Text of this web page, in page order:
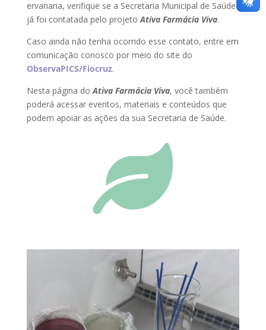
ervanaria, verifique se a Secretaria Municipal de Saúde
já foi contatada pelo projetoAtiva Farmácia Viva.
Caso ainda não tenha ocorrido esse contato, entre em
comunicação conosco por meio do site do
ObservaPICS/Fiocruz.
Nesta página doAtiva Farmácia Viva, você também
poderá acessar eventos, materiais e conteúdos que
podem apoiar as ações da sua Secretaria de Saúde.
